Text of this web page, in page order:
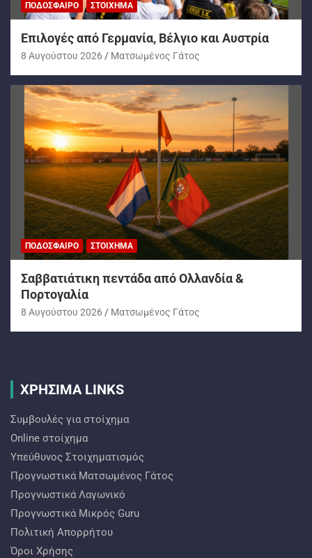
ΠΟΔΌΣΦΑΙΡΟ ΣΤΟΊΧΗΜΑ
Επιλογές από Γερμανία, Βέλγιο και Αυστρία
8 Αυγούστου 2026 Ματσωμένος Γάτος
ΠΟΔΌΣΦΑΙΡΟ ΣΤΟΊΧΗΜΑ
Σαββατιάτικη πεντάδα από Ολλανδία &
Πορτογαλία
8 Αυγούστου 2026 Ματσωμένος Γάτος
ΧΡΗΣΙΜΑ LINKS
Συμβουλές για στοίχημα
Online στοίχημα
Υπεύθυνος Στοιχηματισμός
Προγνωστικά Ματσωμένος Γάτος
Προγνωστικά Λαγωνικό
Προγνωστικά Mικρός Guru
Πολιτική Απορρήτου
Όροι Χρήσης